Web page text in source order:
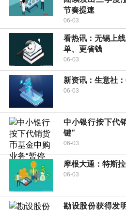
节奏提速
06-03
看热讯：无锡上
单、更省钱
06-03
新资讯：生意社
06-03
中小银行按下代
键”
06-03
摩根大通：特斯
06-03
勘设股份获得发